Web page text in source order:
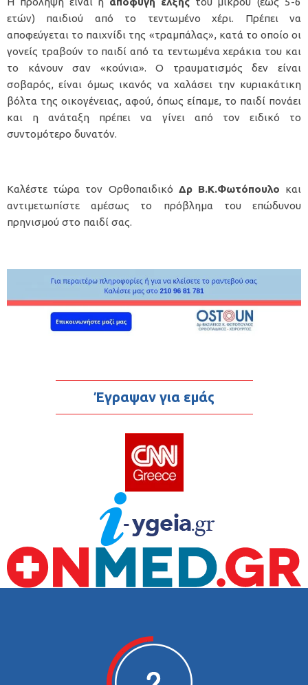
ετών) παιδιού από το τεντωμένο χέρι. Πρέπει να
αποφεύγεται το παιχνίδι της «τραμπάλας», κατά το οποίο οι
γονείς τραβούν το παιδί από τα τεντωμένα χεράκια του και
το κάνουν σαν «κούνια». Ο τραυματισμός δεν είναι
σοβαρός, είναι όμως ικανός να χαλάσει την κυριακάτικη
βόλτα της οικογένειας, αφού, όπως είπαμε, το παιδί πονάει
και η ανάταξη πρέπει να γίνει από τον ειδικό το
συντομότερο δυνατόν.
Καλέστε τώρα τον Ορθοπαιδικό Δρ Β.Κ.Φωτόπουλο και
αντιμετωπίστε αμέσως το πρόβλημα του επώδυνου
πρηνισμού στο παιδί σας.
Έγραψαν για εμάς